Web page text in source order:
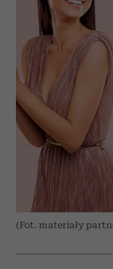
(Fot. materiały